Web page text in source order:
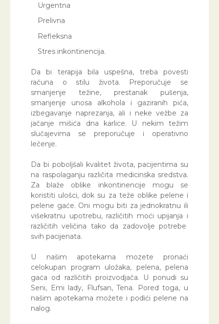
Urgentna
Prelivna
Refleksna
Stres inkontinencija.
Da bi terapija bila uspešna, treba povesti
računa o stilu života. Preporučuje se
smanjenje težine, prestanak pušenja,
smanjenje unosa alkohola i gaziranih pića,
izbegavanje naprezanja, ali i neke vežbe za
jačanje mišića dna karlice. U nekim težim
slučajevima se preporučuje i operativno
lečenje.
Da bi poboljšali kvalitet života, pacijentima su
na raspolaganju različita medicinska sredstva.
Za blaže oblike inkontinencije mogu se
koristiti ulošci, dok su za teže oblike pelene i
pelene gaće. Oni mogu biti za jednokratnu ili
višekratnu upotrebu, različitih moći upijanja i
različitih veličina tako da zadovolje potrebe
svih pacijenata.
U našim apotekama mozete pronaći
celokupan program uložaka, pelena, pelena
gaća od različitih proizvodjača. U ponudi su
Seni, Emi lady, Flufsan, Tena. Pored toga, u
našim apotekama možete i podići pelene na
nalog.